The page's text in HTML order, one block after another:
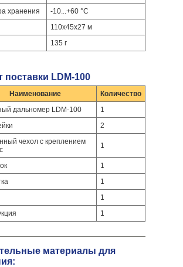
хранения
-10...+60 °С
110х45х27 м
135 г
поставки LDM-100
Наименование
Количество
дальномер LDM-100
1
2
чехол с креплением
1
1
1
1
1
материалы для